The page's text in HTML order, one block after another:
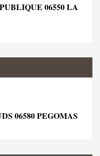
06550 LA
06580 PEGOMAS